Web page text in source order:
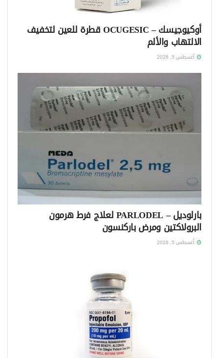
أوكيوجيسك – OCUGESIC قطرة للعين لتخفيف
الالتهاب والألم
أغسطس 5, 2026
بارلوديل – PARLODEL لعلاج فرط هرمون
البرولاكتين ومرض باركنسون
أغسطس 5, 2026